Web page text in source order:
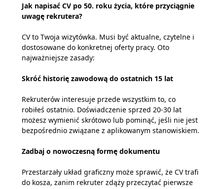
Jak napisać CV po 50. roku życia, które przyciągnie
uwagę rekrutera?
CV to Twoja wizytówka. Musi być aktualne, czytelne i
dostosowane do konkretnej oferty pracy. Oto
najważniejsze zasady:
Skróć historię zawodową do ostatnich 15 lat
Rekruterów interesuje przede wszystkim to, co
robiłeś ostatnio. Doświadczenie sprzed 20-30 lat
możesz wymienić skrótowo lub pominąć, jeśli nie jest
bezpośrednio związane z aplikowanym stanowiskiem.
Zadbaj o nowoczesną formę dokumentu
Przestarzały układ graficzny może sprawić, że CV trafi
do kosza, zanim rekruter zdąży przeczytać pierwsze